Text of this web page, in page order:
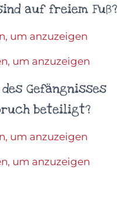
auf freiem Fuß?
um anzuzeigen
um anzuzeigen
Gefängnisses
beteiligt?
um anzuzeigen
um anzuzeigen